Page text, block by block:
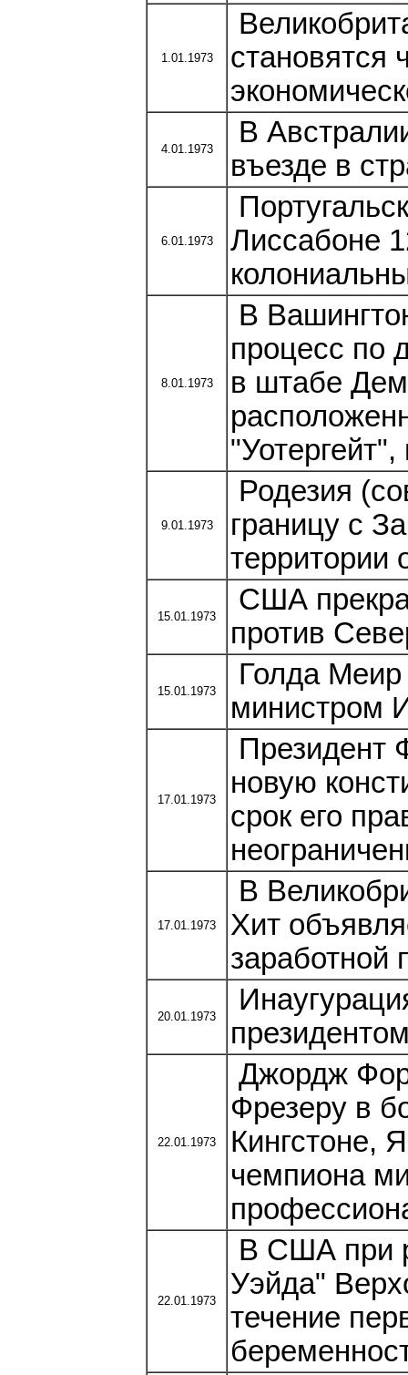
1.01.1973
становятся
4.01.1973
В
въезде в
6.01.1973
Лиссабоне
8.01.1973
В
процесс по
в штабе
9.01.1973
Родезия
границу с
территории
15.01.1973
США
против
15.01.1973
Голда
министром
17.01.1973
Президент
новую
срок его
17.01.1973
В
Хит
заработной
20.01.1973
22.01.1973
Джордж
Фрезеру в
Кингстоне,
чемпиона
22.01.1973
В США при
Уэйда"
течение